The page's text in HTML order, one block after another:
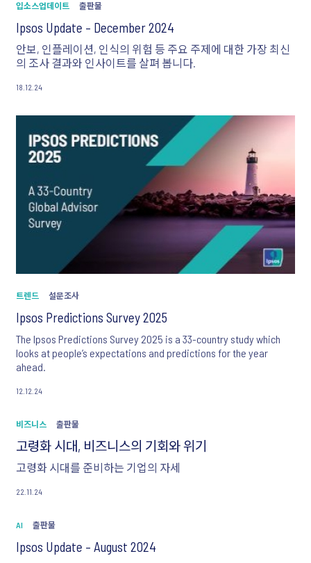
입소스업데이트 출판물
Ipsos Update – December 2024
안보, 인플레이션, 인식의 위험 등 주요 주제에 대한 가장 최신
의 조사 결과와 인사이트를 살펴 봅니다.
18.12.24
트렌드 설문조사
Ipsos Predictions Survey 2025
The Ipsos Predictions Survey 2025 is a 33-country study which
looks at people’s expectations and predictions for the year
ahead.
12.12.24
비즈니스 출판물
고령화 시대, 비즈니스의 기회와 위기
고령화 시대를 준비하는 기업의 자세
22.11.24
AI 출판물
Ipsos Update – August 2024